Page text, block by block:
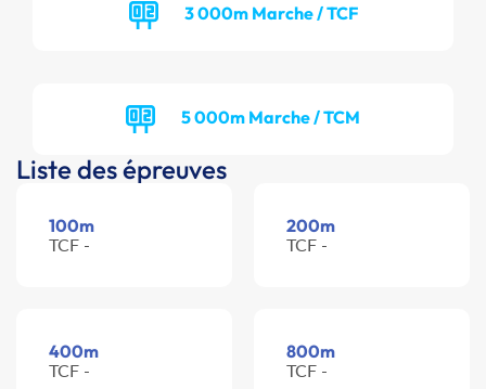
3 000m Marche / TCF
5 000m Marche / TCM
Liste des épreuves
100m
TCF -
200m
TCF -
400m
TCF -
800m
TCF -